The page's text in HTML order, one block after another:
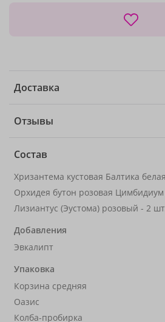
Доставка
Отзывы
Состав
Хризантема кустовая Балтика
Орхидея бутон розовая
Лизиантус (Эустома) розовый - 2
Добавления
Эвкалипт
Упаковка
Корзина средняя
Оазис
Колба-пробирка